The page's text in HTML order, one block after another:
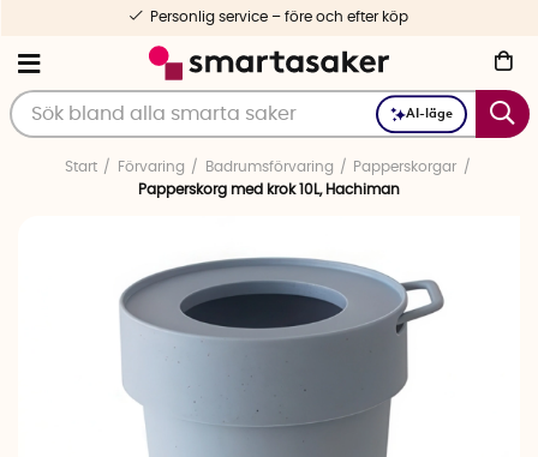
AI-läge
Personlig service – före och efter köp
Start Förvaring Badrumsförvaring
Papperskorgar
Papperskorg med krok 10L, Hachiman